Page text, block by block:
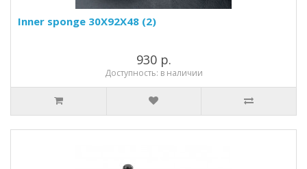
Inner sponge 30X92X48 (2)
930 р.
Доступность: в наличии